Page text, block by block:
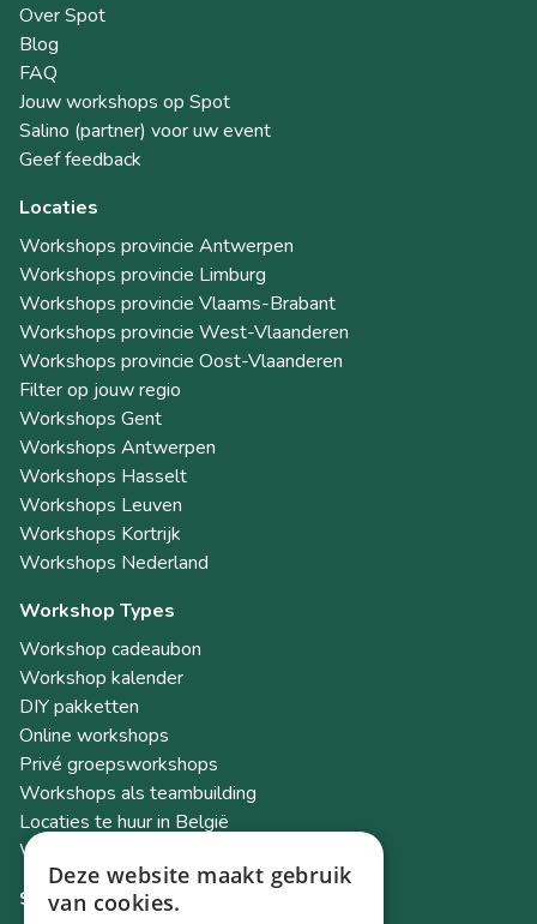
Over Spot
Blog
FAQ
Jouw workshops op Spot
Salino (partner) voor uw event
Geef feedback
Locaties
Workshops provincie Antwerpen
Workshops provincie Limburg
Workshops provincie Vlaams-Brabant
Workshops provincie West-Vlaanderen
Workshops provincie Oost-Vlaanderen
Filter op jouw regio
Workshops Gent
Workshops Antwerpen
Workshops Hasselt
Workshops Leuven
Workshops Kortrijk
Workshops Nederland
Workshop Types
Workshop cadeaubon
Workshop kalender
DIY pakketten
Online workshops
Privé groepsworkshops
Workshops als teambuilding
Locaties te huur in België
Workshop Academy
Socials
Deze website maakt gebruik
van cookies.